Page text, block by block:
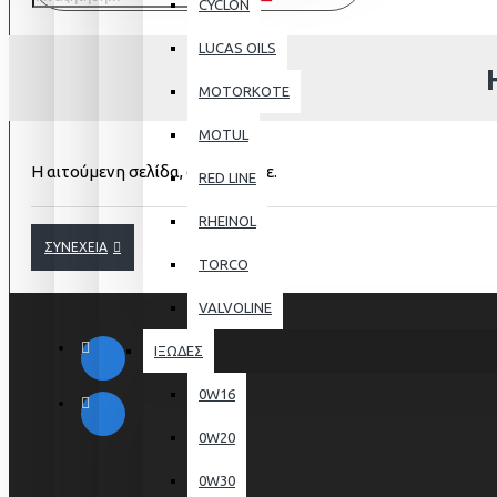
CYCLON
LUCAS OILS
MOTORKOTE
MOTUL
RED LINE
RHEINOL
TORCO
VALVOLINE
ΙΞΩΔΕΣ
0W16
0W20
0W30
Η αιτούμενη σελίδα, δε βρέθηκε.
ΣΥΝΈΧΕΙΑ